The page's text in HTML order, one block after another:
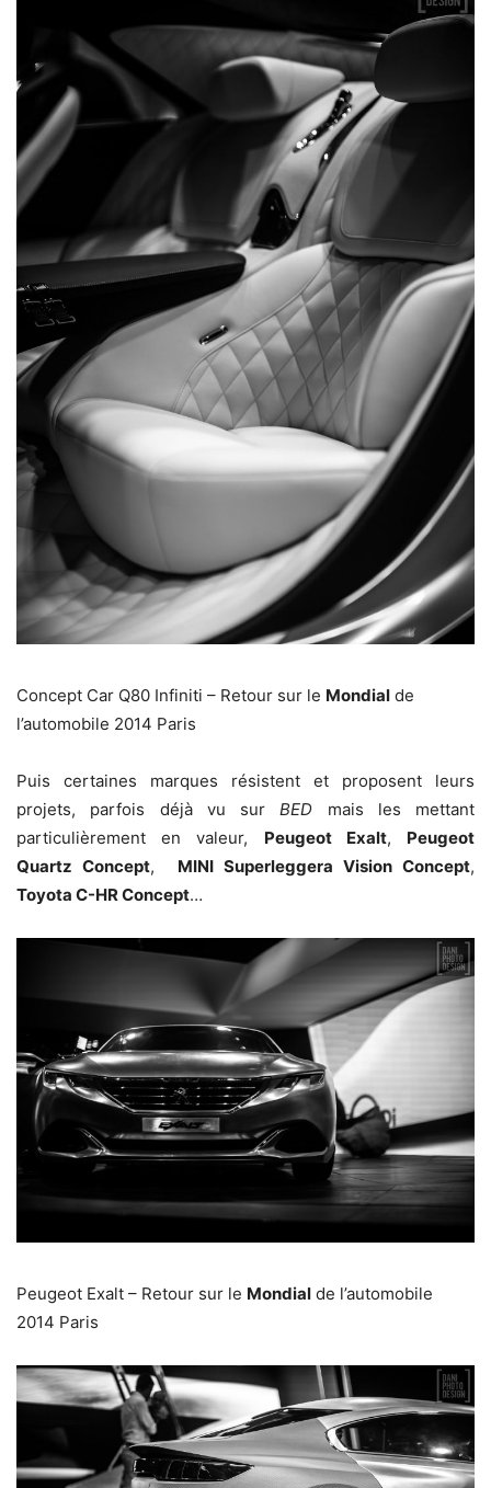
Concept Car Q80 Infiniti – Retour sur le Mondial de
l’automobile 2014 Paris
Puis certaines marques résistent et proposent leurs
projets, parfois déjà vu surBED mais les mettant
particulièrement en valeur, Peugeot Exalt, Peugeot
Quartz Concept, MINI Superleggera Vision Concept,
Toyota C-HR Concept…
Peugeot Exalt – Retour sur le Mondial de l’automobile
2014 Paris